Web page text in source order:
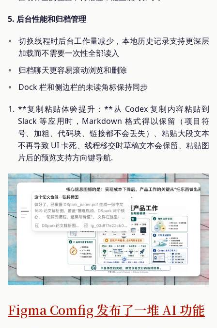
5. 后台性能和归档管理
切换线程时后台工作量减少，本地历史记录支持更深层
加载而不需要一次性全部读入
归档聊天更容易滚动浏览和删除
Dock 栏和侧边栏的未读角标保持同步
**复制粘贴体验提升：**从 Codex 复制内容粘贴到
Slack 等应用时，Markdown 格式得以保留（项目符
号、加粗、代码块、链接都不会丢失）、粘贴大段文本
不再导致 UI 卡死、线程移交时草稿文本会保留、粘贴图
片后的预览支持方向键导航.
Figma Comfig 发布了一堆 AI 功能